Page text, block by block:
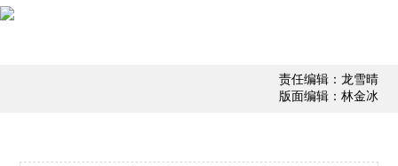
责任编辑：龙雪晴
版面编辑：林金冰